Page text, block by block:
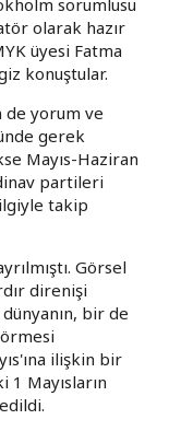
olarak hazır
üyesi Fatma
konuştular.
de yorum ve
gerek
Mayıs-Haziran
partileri
takip
Görsel
direnişi
bir de
ilişkin bir
1 Mayısların